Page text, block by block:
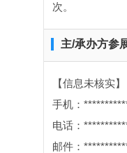
次。
主/承办方参
【信息未核实】
手机：
电话：
邮件：